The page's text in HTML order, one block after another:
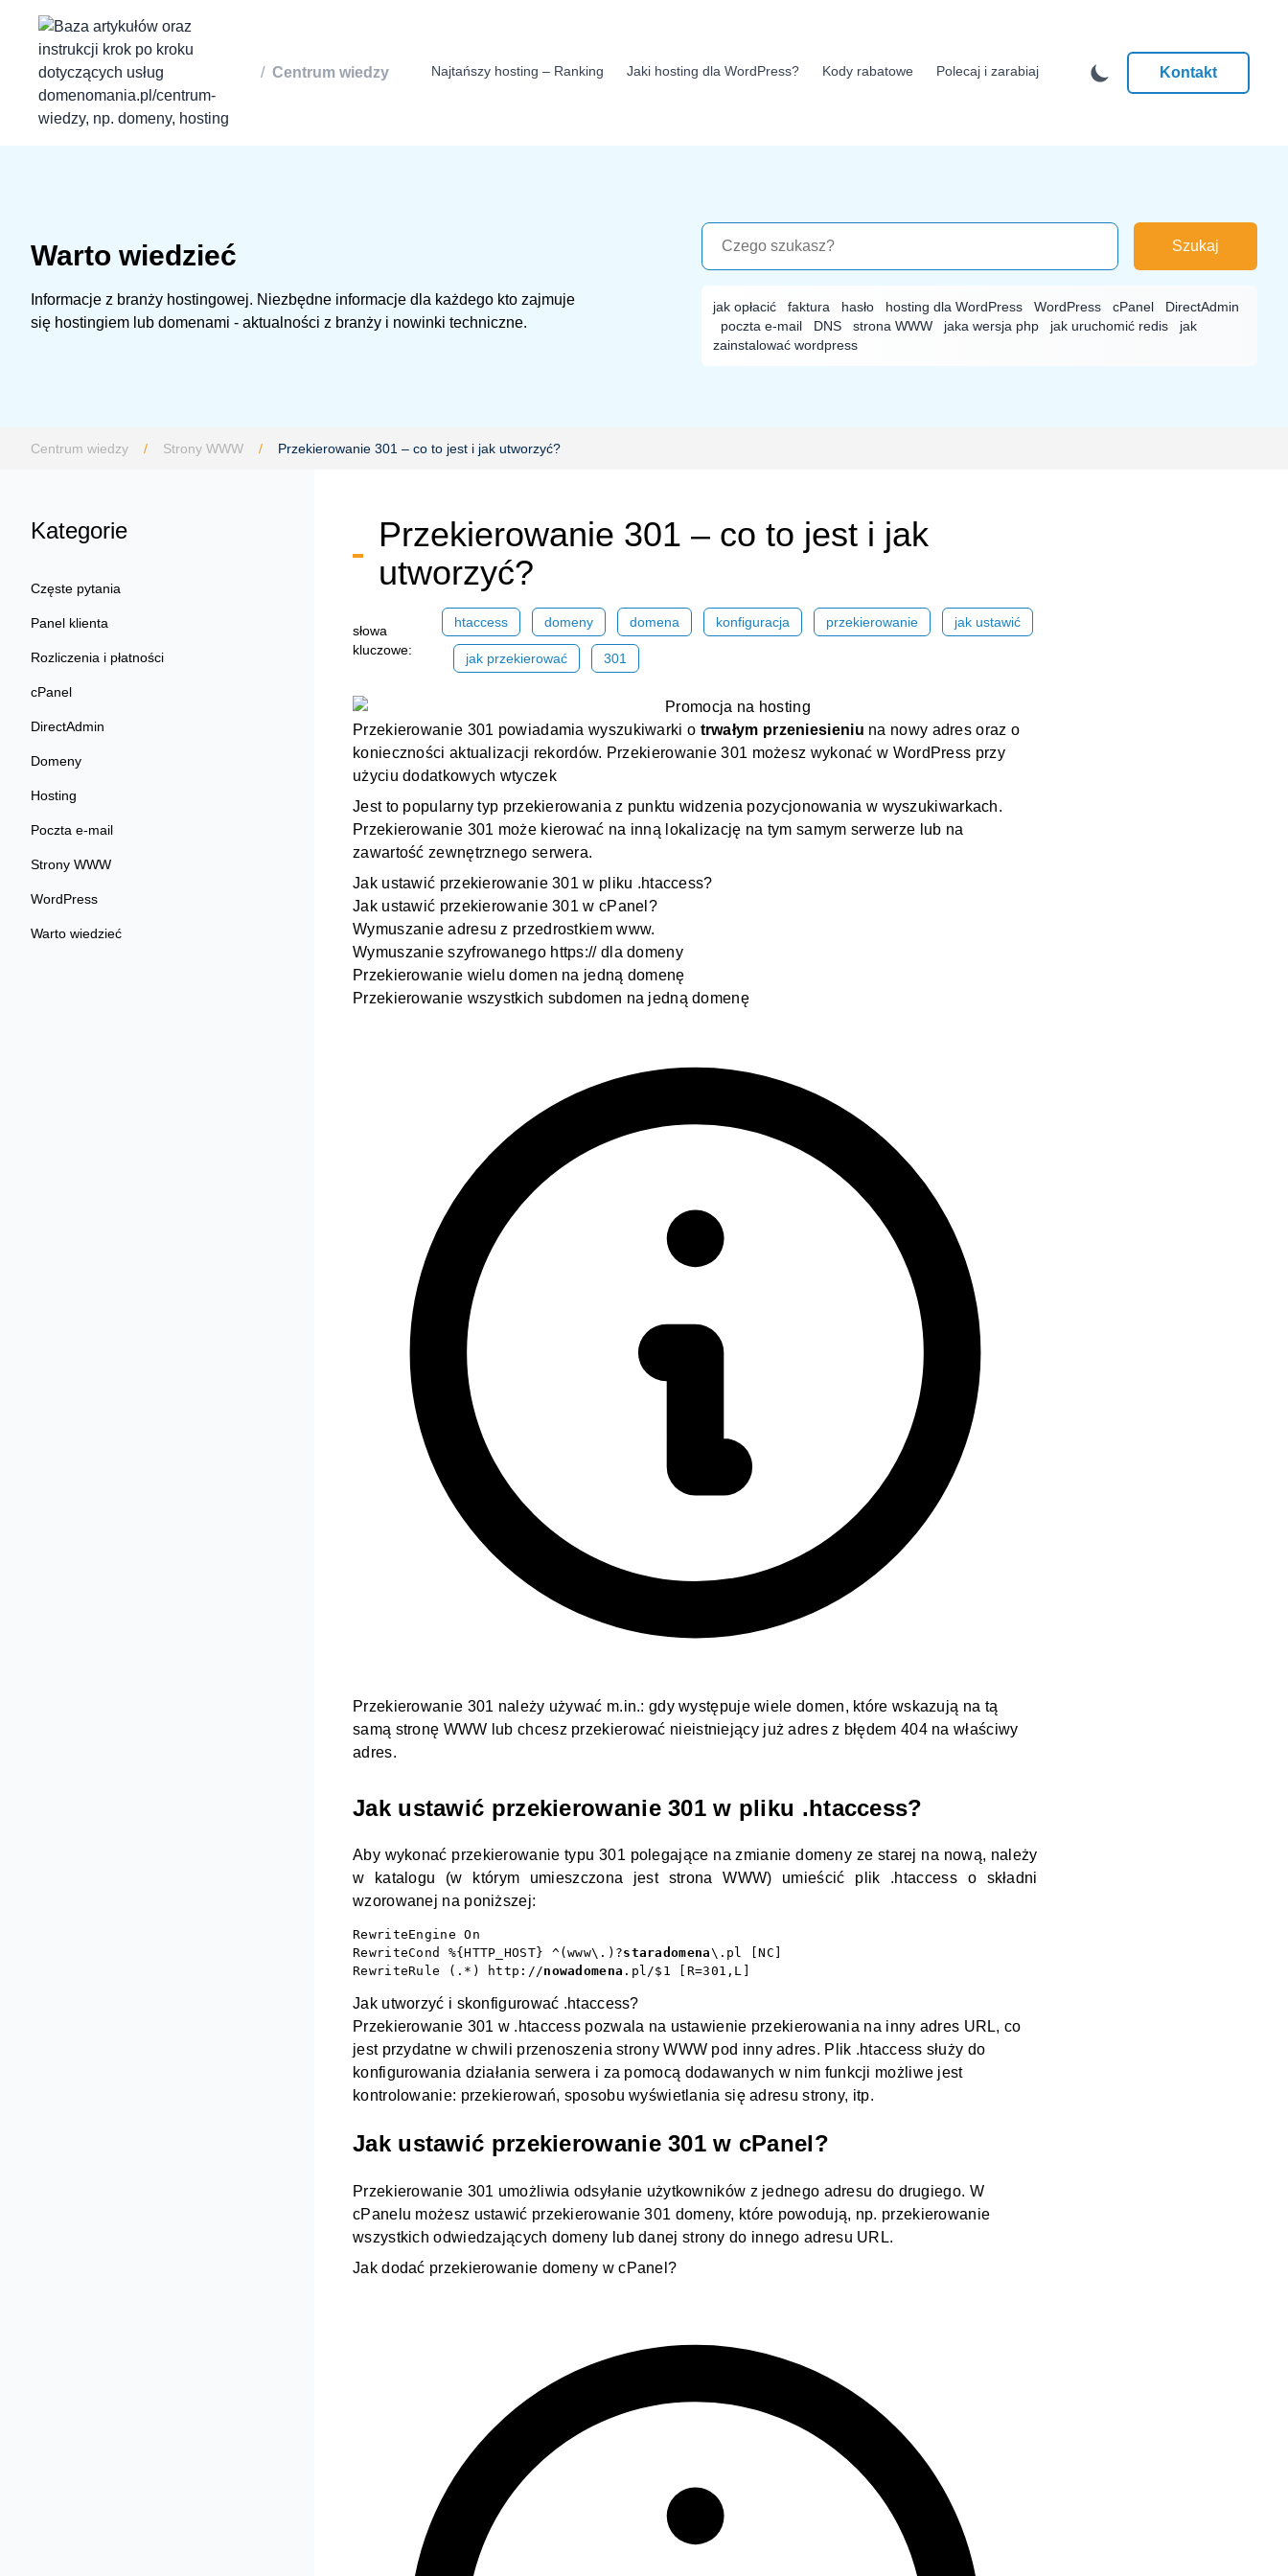
/ Centrum wiedzy Najtańszy hosting – Ranking Jaki hosting dla WordPress? Kody rabatowe Polecaj i zarabiaj Kontakt
Warto wiedzieć
Informacje z branży hostingowej. Niezbędne informacje dla każdego kto zajmuje
się hostingiem lub domenami - aktualności z branży i nowinki techniczne.
Szukaj
jak opłacić faktura hasło hosting dla WordPress WordPress cPanel
DirectAdmin
poczta e-mail
DNS strona WWW jaka wersja php jak uruchomić redis
jak
zainstalować wordpress
Centrum wiedzy / Strony WWW / Przekierowanie 301 – co to jest i jak utworzyć?
Kategorie
Częste pytania
Panel klienta
Rozliczenia i płatności
cPanel
DirectAdmin
Domeny
Hosting
Poczta e-mail
Strony WWW
WordPress
Warto wiedzieć
Przekierowanie 301 – co to jest i jak
utworzyć?
słowa
kluczowe:
htaccess domeny domena konfiguracja przekierowanie jak ustawić
jak przekierować 301
Przekierowanie 301 powiadamia wyszukiwarki o trwałym przeniesieniu na nowy adres oraz o
konieczności aktualizacji rekordów. Przekierowanie 301 możesz wykonać w WordPress przy
użyciu dodatkowych wtyczek
Jest to popularny typ przekierowania z punktu widzenia pozycjonowania w wyszukiwarkach.
Przekierowanie 301 może kierować na inną lokalizację na tym samym serwerze lub na
zawartość zewnętrznego serwera.
Jak ustawić przekierowanie 301 w pliku .htaccess?
Jak ustawić przekierowanie 301 w cPanel?
Wymuszanie adresu z przedrostkiem www.
Wymuszanie szyfrowanego https:// dla domeny
Przekierowanie wielu domen na jedną domenę
Przekierowanie wszystkich subdomen na jedną domenę
Przekierowanie 301 należy używać m.in.: gdy występuje wiele domen, które wskazują na tą
samą stronę WWW lub chcesz przekierować nieistniejący już adres z błędem 404 na właściwy
adres.
Jak ustawić przekierowanie 301 w pliku .htaccess?
Aby wykonać przekierowanie typu 301 polegające na zmianiedomeny ze starej na nową, należy
w katalogu (w którym umieszczona jest strona WWW) umieścić plik .htaccess o składni
wzorowanej na poniższej:
RewriteEngine On
RewriteCond %{HTTP_HOST} ^(www\.)?staradomena\.pl [NC]
RewriteRule (.*) http://nowadomena .pl/$1 [R=301,L]
Jak utworzyć i skonfigurować .htaccess?
Przekierowanie 301 w .htaccess pozwala na ustawienie przekierowania na inny adres URL, co
jest przydatne w chwili przenoszeniastrony WWW pod inny adres. Plik .htaccess służy do
konfigurowania działania serwera i za pomocą dodawanych w nim funkcji możliwe jest
kontrolowanie: przekierowań, sposobu wyświetlania się adresu strony, itp.
Jak ustawić przekierowanie 301 w cPanel?
Przekierowanie 301 umożliwia odsyłanie użytkowników z jednego adresu do drugiego. W
cPanelu możesz ustawić przekierowanie 301 domeny, które powodują, np. przekierowanie
wszystkich odwiedzających domeny lub danej strony do innego adresu URL.
Jak dodać przekierowanie domeny w cPanel?